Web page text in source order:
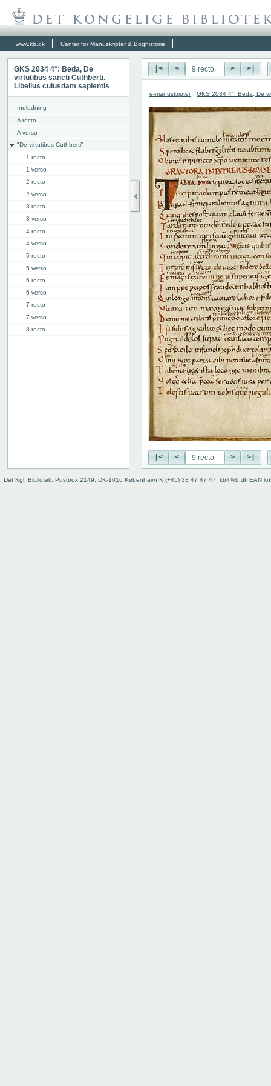
www.kb.dk Center for Manuskripter & Boghistorie
GKS 2034 4°: Beda, De
virtutibus sancti Cuthberti.
Libellus cuiusdam sapientis
Indledning
A recto
A verso
"De virtutibus Cuthberti"
1 recto
1 verso
2 recto
2 verso
3 recto
3 verso
4 recto
4 verso
5 recto
5 verso
6 recto
6 verso
7 recto
7 verso
8 recto
17v: Explicit
|< < > >|
e-manuskripter : GKS 2034 4°: Beda, De
|< < > >|
Det Kgl. Bibliotek, Postbox 2149, DK-1016 København K (+45) 33 47 47 47, kb@kb.dk EAN